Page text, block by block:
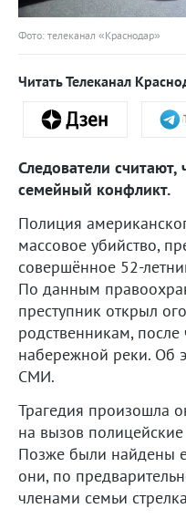
Фото: телеканал «Краснодар»
Читать Телеканал
Следователи считают,
семейный конфликт.
Полиция
массовое убийство,
совершённое 52-
По данным
преступник открыл
родственникам,
набережной реки. Об
СМИ.
Трагедия произошла
на вызов
Позже были найдены
они, по
членами семьи